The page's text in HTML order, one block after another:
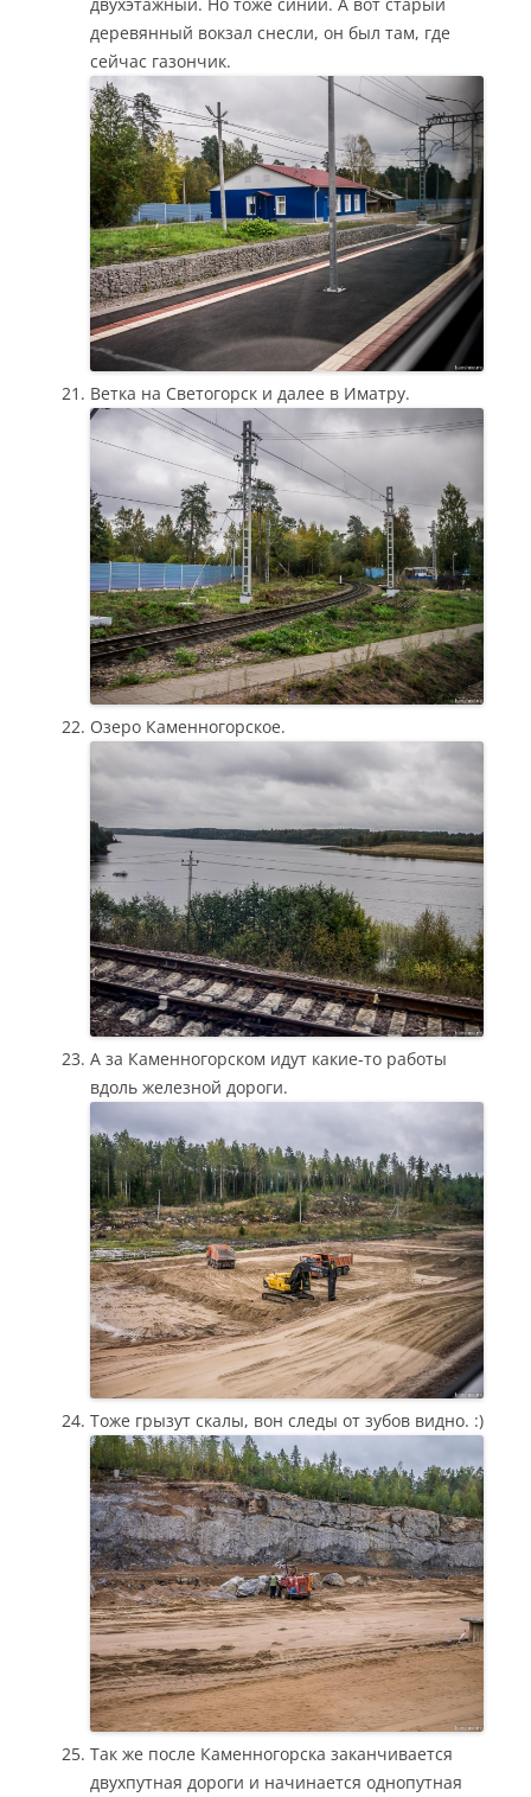
деревянный вокзал снесли, он был там, где
сейчас газончик.
Ветка на Светогорск и далее в Иматру.
Озеро Каменногорское.
А за Каменногорском идут какие-то работы
вдоль железной дороги.
Тоже грызут скалы, вон следы от зубов видно. :)
Так же после Каменногорска заканчивается
двухпутная дороги и начинается однопутная